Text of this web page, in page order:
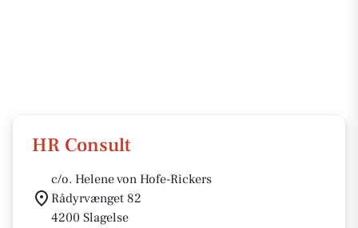
HR Consult
c/o. Helene von Hofe-Rickers
Rådyrvænget 82
4200 Slagelse